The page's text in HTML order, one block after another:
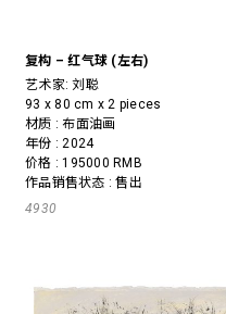
复构 – 红气球 (左右)
艺术家:刘聪
93 x 80 cm x 2 pieces
材质 : 布面油画
年份 : 2024
价格 : 195000 RMB
作品销售状态 : 售出
4930